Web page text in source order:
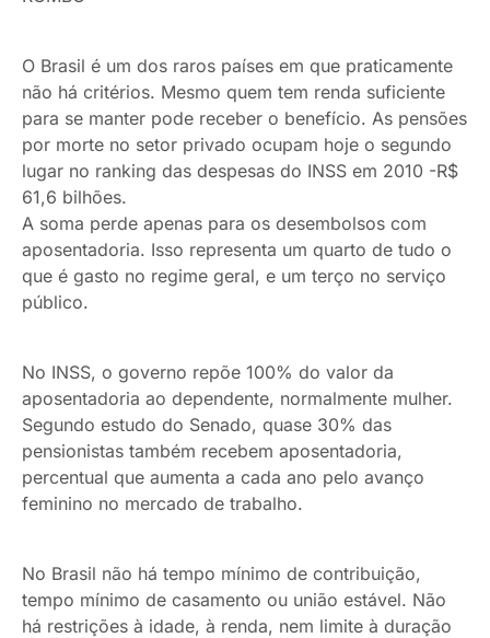
O Brasil é um dos raros países em que praticamente
não há critérios. Mesmo quem tem renda suficiente
para se manter pode receber o benefício. As pensões
por morte no setor privado ocupam hoje o segundo
lugar no ranking das despesas do INSS em 2010 -R$
61,6 bilhões.
A soma perde apenas para os desembolsos com
aposentadoria. Isso representa um quarto de tudo o
que é gasto no regime geral, e um terço no serviço
público.
No INSS, o governo repõe 100% do valor da
aposentadoria ao dependente, normalmente mulher.
Segundo estudo do Senado, quase 30% das
pensionistas também recebem aposentadoria,
percentual que aumenta a cada ano pelo avanço
feminino no mercado de trabalho.
No Brasil não há tempo mínimo de contribuição,
tempo mínimo de casamento ou união estável. Não
há restrições à idade, à renda, nem limite à duração